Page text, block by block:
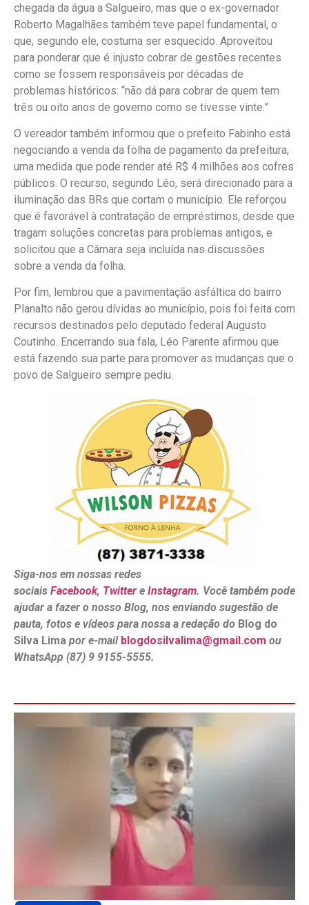
chegada da água a Salgueiro, mas que o ex-governador
Roberto Magalhães também teve papel fundamental, o
que, segundo ele, costuma ser esquecido. Aproveitou
para ponderar que é injusto cobrar de gestões recentes
como se fossem responsáveis por décadas de
problemas históricos: “não dá para cobrar de quem tem
três ou oito anos de governo como se tivesse vinte.”
O vereador também informou que o prefeito Fabinho está
negociando a venda da folha de pagamento da prefeitura,
uma medida que pode render até R$ 4 milhões aos cofres
públicos. O recurso, segundo Léo, será direcionado para a
iluminação das BRs que cortam o município. Ele reforçou
que é favorável à contratação de empréstimos, desde que
tragam soluções concretas para problemas antigos, e
solicitou que a Câmara seja incluída nas discussões
sobre a venda da folha.
Por fim, lembrou que a pavimentação asfáltica do bairro
Planalto não gerou dívidas ao município, pois foi feita com
recursos destinados pelo deputado federal Augusto
Coutinho. Encerrando sua fala, Léo Parente afirmou que
está fazendo sua parte para promover as mudanças que o
povo de Salgueiro sempre pediu.
Siga-nos em nossas redes
sociais Facebook, Twitter e Instagram. Você também pode
ajudar a fazer o nosso Blog, nos enviando sugestão de
pauta, fotos e vídeos para nossa a redação do Blog do
Silva Lima por e-mail blogdosilvalima@gmail.com ou
WhatsApp (87) 9 9155-5555.